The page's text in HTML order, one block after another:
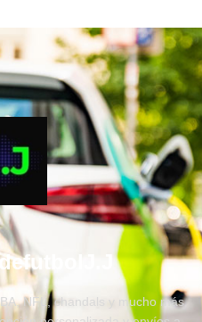
NFL, chandals y mucho más